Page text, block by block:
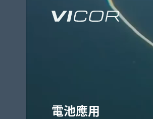
電池應用